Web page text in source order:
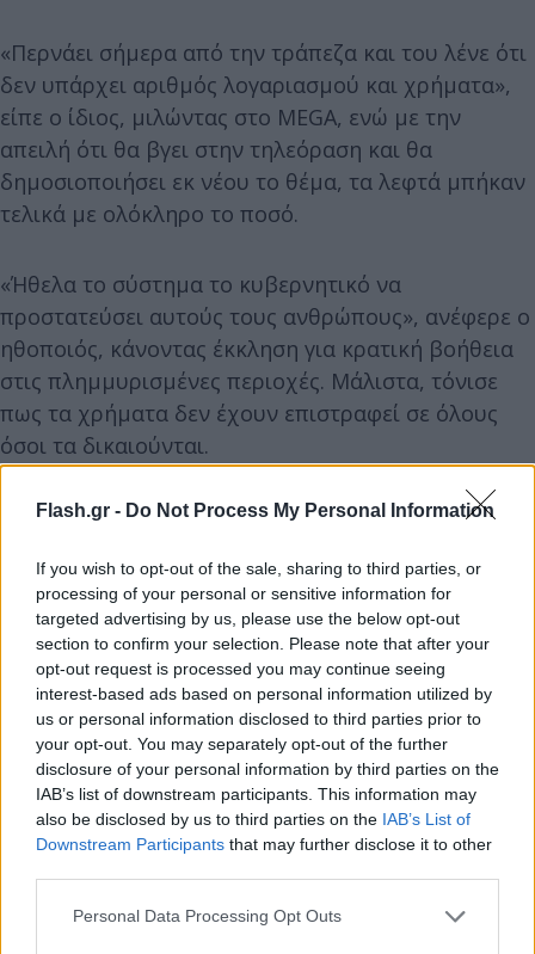
Flash.gr - Do Not Process My Personal Information
If you wish to opt-out of the sale, sharing to third parties, or
processing of your personal or sensitive information for
targeted advertising by us, please use the below opt-out
section to confirm your selection. Please note that after your
opt-out request is processed you may continue seeing
interest-based ads based on personal information utilized by
us or personal information disclosed to third parties prior to
your opt-out. You may separately opt-out of the further
disclosure of your personal information by third parties on the
IAB’s list of downstream participants. This information may
also be disclosed by us to third parties on the IAB’s List of
Downstream Participants that may further disclose it to other
Please note that this website/app uses one or more Google
Personal Data Processing Opt Outs
«Περνάει σήμερα από την τράπεζα και του λένε ότι
δεν υπάρχει αριθμός λογαριασμού και χρήματα»,
είπε ο ίδιος, μιλώντας στο MEGA, ενώ με την
απειλή ότι θα βγει στην τηλεόραση και θα
δημοσιοποιήσει εκ νέου το θέμα, τα λεφτά μπήκαν
τελικά με ολόκληρο το ποσό.
«Ήθελα το σύστημα το κυβερνητικό να
προστατεύσει αυτούς τους ανθρώπους», ανέφερε ο
ηθοποιός, κάνοντας έκκληση για κρατική βοήθεια
στις πλημμυρισμένες περιοχές. Μάλιστα, τόνισε
πως τα χρήματα δεν έχουν επιστραφεί σε όλους
όσοι τα δικαιούνται.